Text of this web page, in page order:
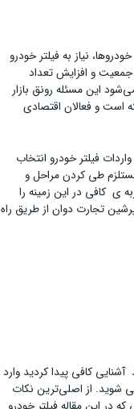
نیاز به فیلتر خودرو
جمعیت و افزایش تعداد
این مسئله رونق بازار
است و فعالان اقتصادی
فیلتر خودرو انتخاب
طی کردن مراحل و
ی کافی در این زمینه را
پرشین تجارت دوان از طریق راه
کافی پیدا کردید وارد
شوید. از اصلی‌ترین نکات